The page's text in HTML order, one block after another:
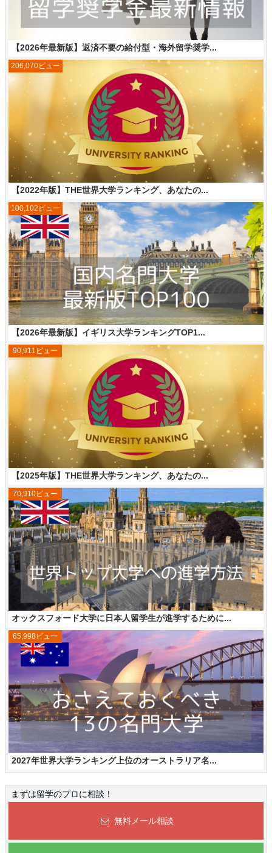
【2026年最新版】返済不要の給付型・海外留学奨学...
【2022年版】THE世界大学ランキング、あなたの...
206,070ビュー
【2026年最新版】イギリス大学ランキングTOP1...
100,102ビュー
【2025年版】THE世界大学ランキング、あなたの...
90,911ビュー
オックスフォード大学に日本人留学生が進学するために...
70,910ビュー
2027年世界大学ランキング上位のオーストラリア名...
65,998ビュー
まずは留学のプロに相談！
無料メール相談